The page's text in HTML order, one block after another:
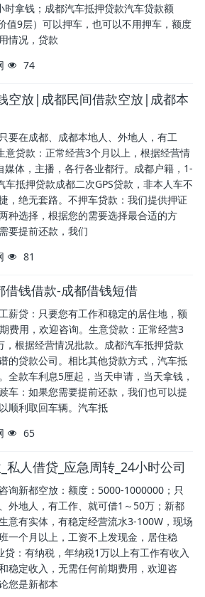
拿钱；成都汽车抵押贷款汽车贷款额
值9层）可以押车，也可以不用押车，额度
情况，贷款
74
空放|成都民间借款空放|成都本
要在成都、成都本地人、外地人，有工
意贷款：正常经营3个月以上，根据经营情
体，主播，各行各业都行。成都户籍，1-
抵押贷款成都二次GPS贷款，非本人车不
，绝无套路。不押车贷款：我们提供押证
种选择，根据您的需要选择最合适的方
要提前还款，我们
81
借钱借款-成都借钱短借
薪贷：只要您有工作和稳定的居住地，额
费用，欢迎咨询。生意贷款：正常经营3
根据经营情况批款。成都汽车抵押贷款
的贷款公司。相比其他贷款方式，汽车抵
全款车利息5厘起，当天申请，当天拿钱，
车：如果您需要提前还款，我们也可以提
顺利取回车辆。汽车抵
65
私人借贷_应急周转_24小时公司
询新都空放：额度：5000-1000000；只
外地人，有工作、就可借1～50万；新都
意有实体，有稳定经营流水3-100W，现场
一个月以上，工资不上发现金，居住稳
：有纳税，年纳税1万以上有工作有收入
稳定收入，无需任何前期费用，欢迎咨
您是新都本